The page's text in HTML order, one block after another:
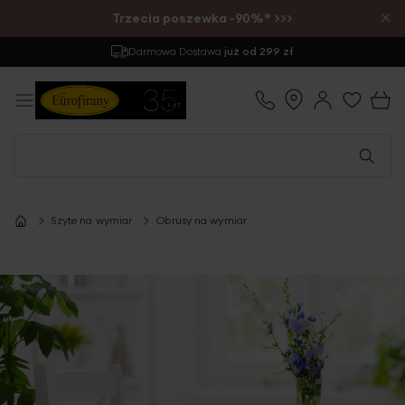
Trzecia poszewka -90%* >>> ×
Darmowa Dostawa już od 299 zł
Szyte na wymiar Obrusy na wymiar
Przejdź
na
koniec
galerii